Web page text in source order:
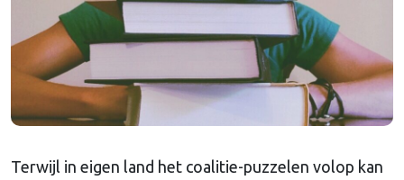
Terwijl in eigen land het coalitie-puzzelen volop kan